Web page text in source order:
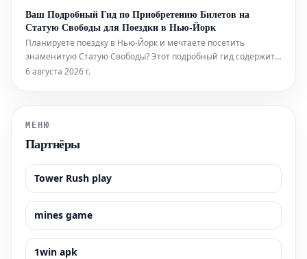
забронировать.
Ваш Подробный Гид по Приобретению Билетов на
Статую Свободы для Поездки в Нью-Йорк
Планируете поездку в Нью-Йорк и мечтаете посетить
знаменитую Статую Свободы? Этот подробный гид содержит
всю необходимую информацию, которая поможет вам легко
6 августа 2026 г.
МЕНЮ
Партнёры
Tower Rush play
mines game
1win apk